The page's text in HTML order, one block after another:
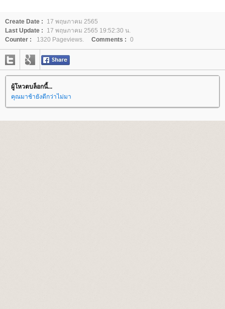
Create Date :
17 พฤษภาคม 2565
Last Update :
17 พฤษภาคม 2565 19:52:30 น.
Counter :
1320 Pageviews. Comments : 0
ผู้โหวตบล็อกนี้...
คุณมาช้ายังดีกว่าไม่มา